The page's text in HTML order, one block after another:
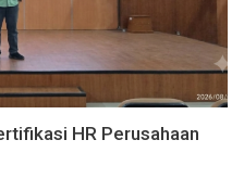
HR Perusahaan